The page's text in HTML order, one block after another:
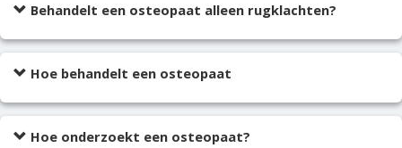
Behandelt een osteopaat alleen rugklachten?
Hoe behandelt een osteopaat
Hoe onderzoekt een osteopaat?